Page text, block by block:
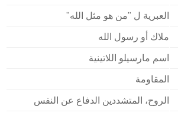
العبرية ل "من هو مثل الله"
ملاك أو رسول الله
اسم مارسيلو اللاتينية
المقاومة
الروح، المتشددين الدفاع عن النفس